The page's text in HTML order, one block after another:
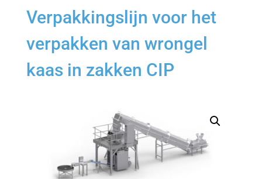
Verpakkingslijn voor het
verpakken van wrongel
kaas in zakken CIP